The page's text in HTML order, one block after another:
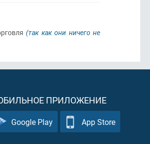
(так как они ничего не
ПРИЛОЖЕНИЕ
Google Play App Store